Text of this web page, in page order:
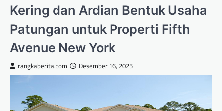
Kering dan Ardian Bentuk Usaha
Patungan untuk Properti Fifth
Avenue New York
rangkaberita.com Desember 16, 2025